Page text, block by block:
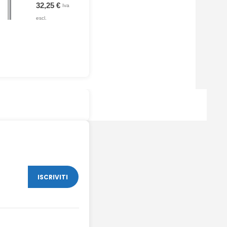
0Su 5
32,25 € Iva
escl.